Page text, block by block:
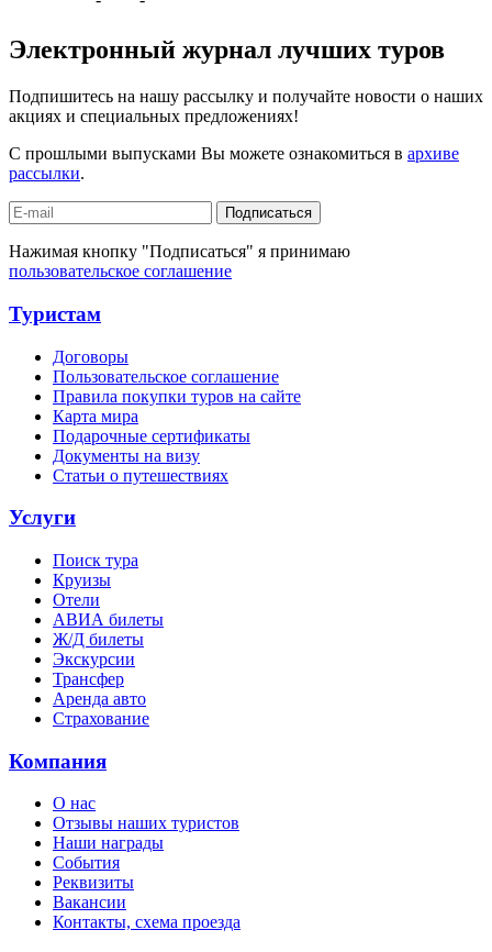
Электронный журнал лучших туров
Подпишитесь на нашу рассылку и получайте новости о наших
акциях и специальных предложениях!
С прошлыми выпусками Вы можете ознакомиться в архиве
рассылки.
Подписаться
Нажимая кнопку "Подписаться" я принимаю
пользовательское соглашение
Туристам
Договоры
Пользовательское соглашение
Правила покупки туров на сайте
Карта мира
Подарочные сертификаты
Документы на визу
Статьи о путешествиях
Услуги
Поиск тура
Круизы
Отели
АВИА билеты
Ж/Д билеты
Экскурсии
Трансфер
Аренда авто
Страхование
Компания
О нас
Отзывы наших туристов
Наши награды
События
Реквизиты
Вакансии
Контакты, схема проезда